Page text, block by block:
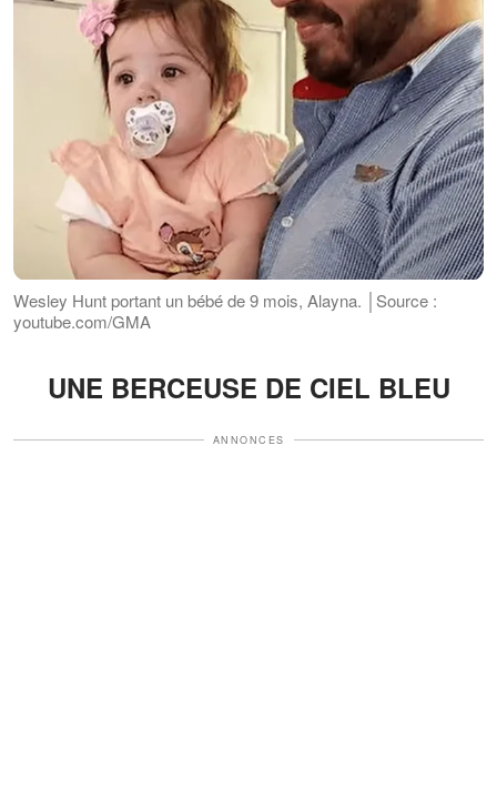
Wesley Hunt portant un bébé de 9 mois, Alayna. │Source :
youtube.com/GMA
UNE BERCEUSE DE CIEL BLEU
ANNONCES